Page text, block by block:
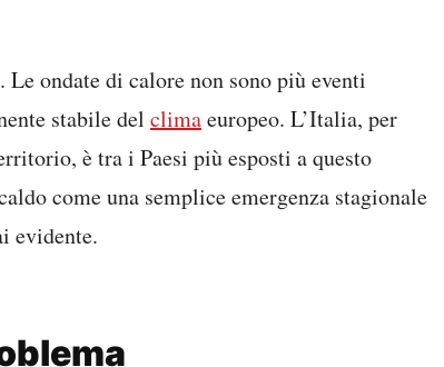
ondate di calore non sono più eventi
stabile del climaeuropeo. L’Italia, per
è tra i Paesi più esposti a questo
come una semplice emergenza stagionale
evidente.